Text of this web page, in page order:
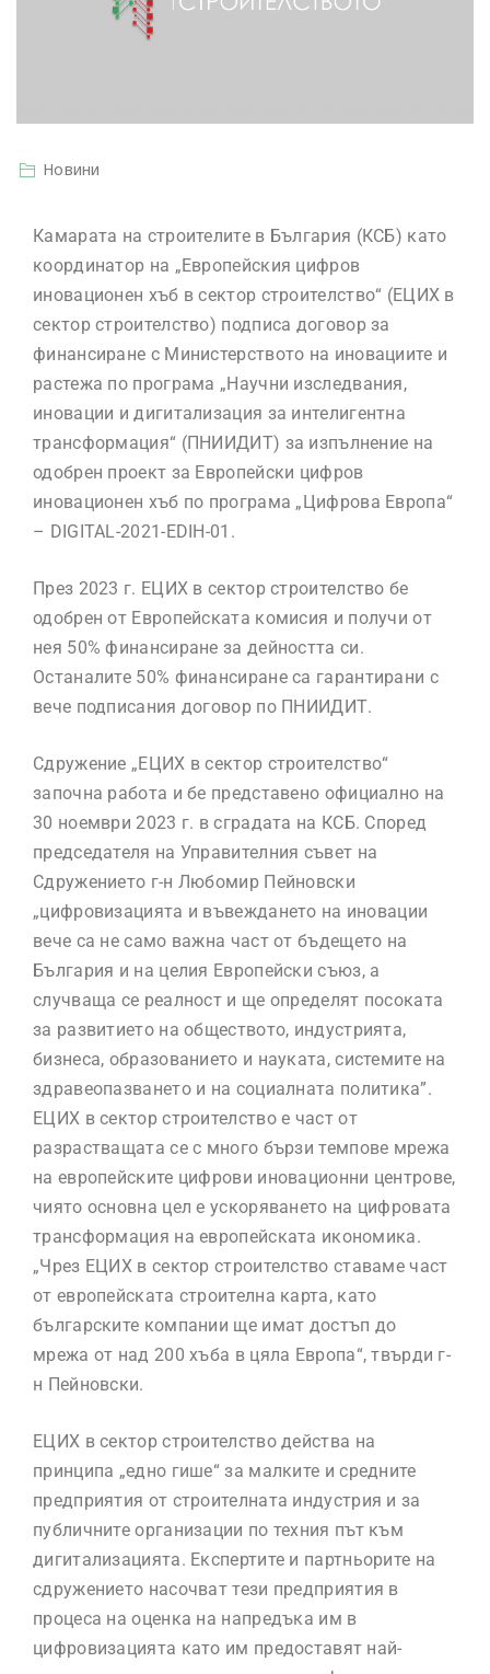
Новини
Камарата на строителите в България (КСБ) като
координатор на „Европейския цифров
иновационен хъб в сектор строителство“ (ЕЦИХ в
сектор строителство) подписа договор за
финансиране с Министерството на иновациите и
растежа по програма „Научни изследвания,
иновации и дигитализация за интелигентна
трансформация“ (ПНИИДИТ) за изпълнение на
одобрен проект за Европейски цифров
иновационен хъб по програма „Цифрова Европа“
– DIGITAL-2021-EDIH-01.
През 2023 г. ЕЦИХ в сектор строителство бе
одобрен от Европейската комисия и получи от
нея 50% финансиране за дейността си.
Останалите 50% финансиране са гарантирани с
вече подписания договор по ПНИИДИТ.
Сдружение „EЦИХ в сектор строителство“
започна работа и бе представено официално на
30 ноември 2023 г. в сградата на КСБ. Според
председателя на Управителния съвет на
Сдружението г-н Любомир Пейновски
„цифровизацията и въвеждането на иновации
вече са не само важна част от бъдещето на
България и на целия Европейски съюз, а
случваща се реалност и ще определят посоката
за развитието на обществото, индустрията,
бизнеса, образованието и науката, системите на
здравеопазването и на социалната политика”.
ЕЦИХ в сектор строителство е част от
разрастващата се с много бързи темпове мрежа
на европейските цифрови иновационни центрове,
чиято основна цел е ускоряването на цифровата
трансформация на европейската икономика.
„Чрез ЕЦИХ в сектор строителство ставаме част
от европейската строителна карта, като
българските компании ще имат достъп до
мрежа от над 200 хъба в цяла Европа“, твърди г-
н Пейновски.
ЕЦИХ в сектор строителство действа на
принципа „едно гише“ за малките и средните
предприятия от строителната индустрия и за
публичните организации по техния път към
дигитализацията. Експертите и партньорите на
сдружението насочват тези предприятия в
процеса на оценка на напредъка им в
цифровизацията като им предоставят най-